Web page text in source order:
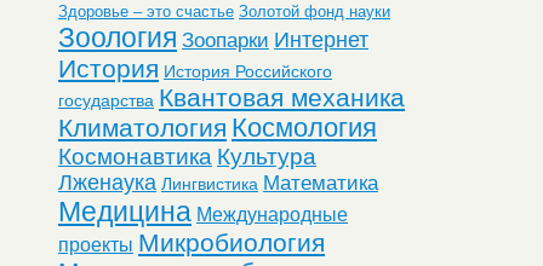
Здоровье – это счастье Золотой фонд науки
Зоология Зоопарки Интернет
История История Российского
государства Квантовая механика
Климатология Космология
Космонавтика Культура
Лженаука Лингвистика Математика
Медицина Международные
проекты Микробиология